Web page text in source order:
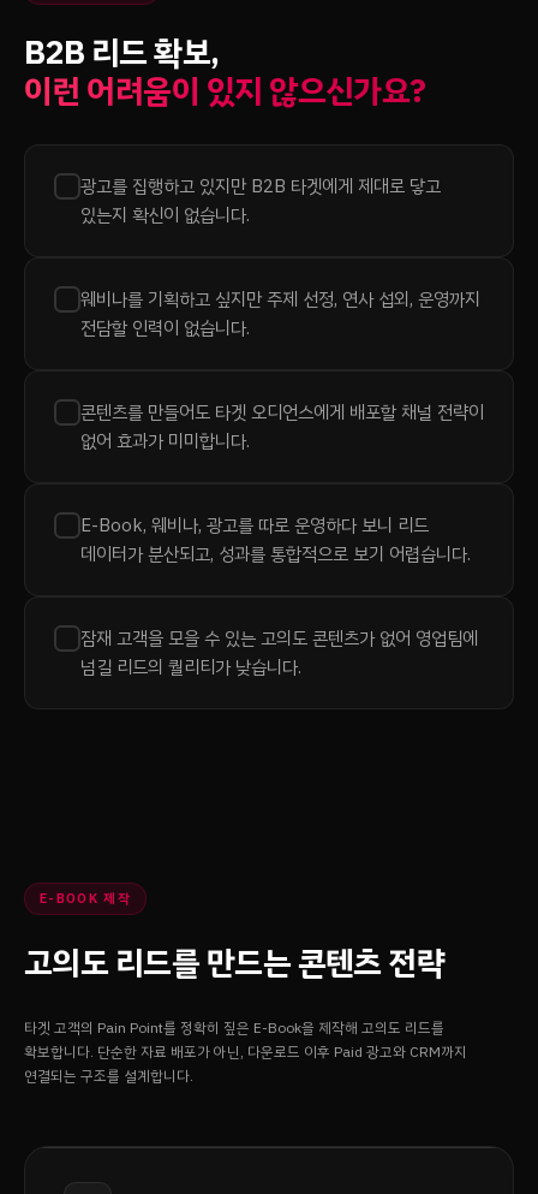
B2B 리드 확보,
이런 어려움이 있지 않으신가요?
광고를 집행하고 있지만 B2B 타겟에게 제대로 닿고
있는지 확신이 없습니다.
웨비나를 기획하고 싶지만 주제 선정, 연사 섭외, 운영까지
전담할 인력이 없습니다.
콘텐츠를 만들어도 타겟 오디언스에게 배포할 채널 전략이
없어 효과가 미미합니다.
E-Book, 웨비나, 광고를 따로 운영하다 보니 리드
데이터가 분산되고, 성과를 통합적으로 보기 어렵습니다.
잠재 고객을 모을 수 있는 고의도 콘텐츠가 없어 영업팀에
넘길 리드의 퀄리티가 낮습니다.
E-BOOK 제작
고의도 리드를 만드는 콘텐츠 전략
타겟 고객의 Pain Point를 정확히 짚은 E-Book을 제작해 고의도 리드를
확보합니다. 단순한 자료 배포가 아닌, 다운로드 이후 Paid 광고와 CRM까지
연결되는 구조를 설계합니다.